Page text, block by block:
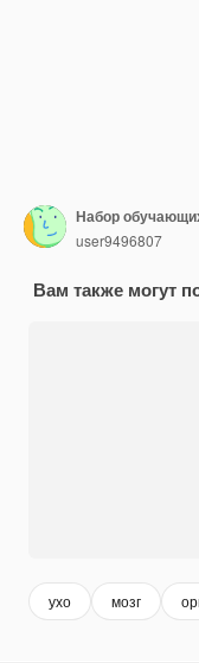
user9496807
Вам также могут
ухо мозг